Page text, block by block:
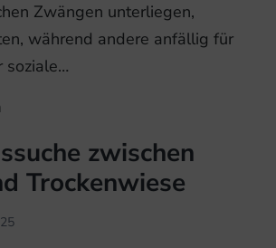
Zwängen unterliegen,
während andere anfällig für
soziale…
der
Soziallaute
zwischen
Trockenwiese